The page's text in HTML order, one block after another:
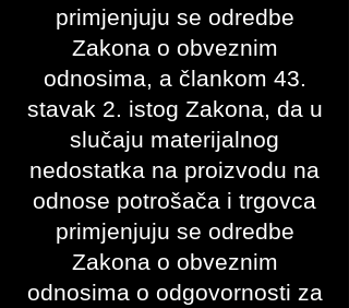
primjenjuju se odredbe
Zakona o obveznim
odnosima, a člankom 43.
stavak 2. istog Zakona, da u
slučaju materijalnog
nedostatka na proizvodu na
odnose potrošača i trgovca
primjenjuju se odredbe
Zakona o obveznim
odnosima o odgovornosti za